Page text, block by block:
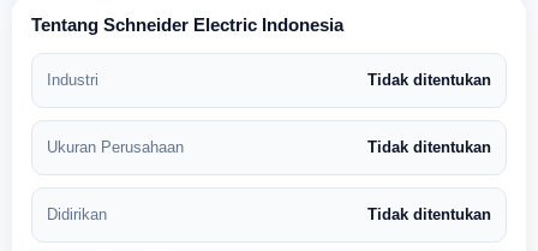
Tentang Schneider Electric Indonesia
Industri Tidak ditentukan
Ukuran Perusahaan Tidak ditentukan
Didirikan Tidak ditentukan